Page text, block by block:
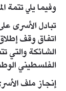
وفيما يلي تتمة
تبادل الأسرى
اتفاق وقف
الشائكة
الفلسطيني
إنجاز ملف